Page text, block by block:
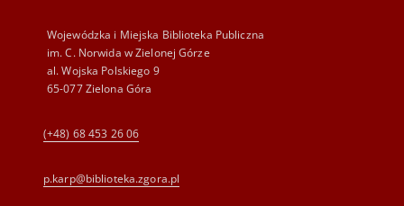
Wojewódzka i Miejska Biblioteka Publiczna
im. C. Norwida w Zielonej Górze
al. Wojska Polskiego 9
65-077 Zielona Góra
(+48) 68 453 26 06
p.karp@biblioteka.zgora.pl